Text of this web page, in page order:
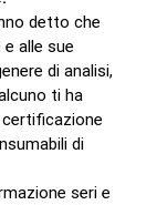
detto che
alle sue
di analisi,
ti ha
di
seri e